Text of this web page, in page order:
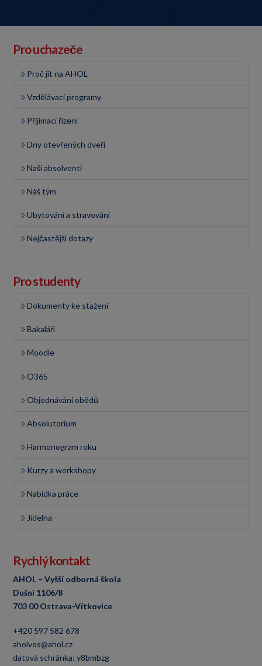
Pro uchazeče
Proč jít na AHOL
Vzdělávací programy
Přijímací řízení
Dny otevřených dveří
Naši absolventi
Náš tým
Ubytování a stravování
Nejčastější dotazy
Pro studenty
Dokumenty ke stažení
Bakaláři
Moodle
O365
Objednávání obědů
Absolutorium
Harmonogram roku
Kurzy a workshopy
Nabídka práce
Jídelna
Rychlý kontakt
AHOL – Vyšší odborná škola
Dušní 1106/8
703 00 Ostrava-Vítkovice
+420 597 582 678
aholvos@ahol.cz
datová schránka: y8bmbzg